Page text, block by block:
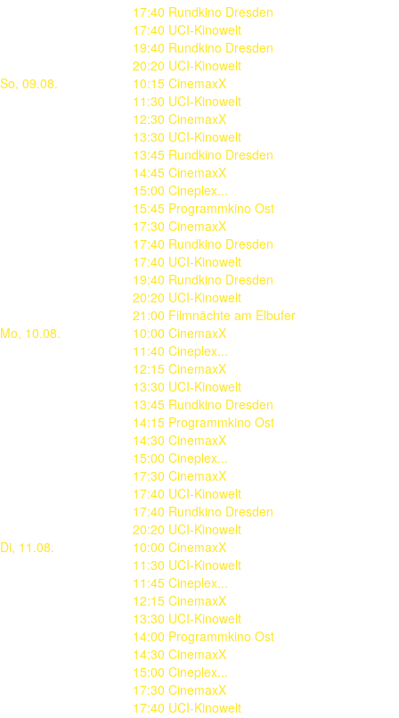
17:40 Rundkino Dresden
17:40 UCI-Kinowelt
19:40 Rundkino Dresden
20:20 UCI-Kinowelt
So, 09.08.
10:15 CinemaxX
11:30 UCI-Kinowelt
12:30 CinemaxX
13:30 UCI-Kinowelt
13:45 Rundkino Dresden
14:45 CinemaxX
15:00 Cineplex...
15:45 Programmkino Ost
17:30 CinemaxX
17:40 Rundkino Dresden
17:40 UCI-Kinowelt
19:40 Rundkino Dresden
20:20 UCI-Kinowelt
21:00 Filmnächte am Elbufer
Mo, 10.08.
10:00 CinemaxX
11:40 Cineplex...
12:15 CinemaxX
13:30 UCI-Kinowelt
13:45 Rundkino Dresden
14:15 Programmkino Ost
14:30 CinemaxX
15:00 Cineplex...
17:30 CinemaxX
17:40 UCI-Kinowelt
17:40 Rundkino Dresden
20:20 UCI-Kinowelt
Di, 11.08.
10:00 CinemaxX
11:30 UCI-Kinowelt
11:45 Cineplex...
12:15 CinemaxX
13:30 UCI-Kinowelt
14:00 Programmkino Ost
14:30 CinemaxX
15:00 Cineplex...
17:30 CinemaxX
17:40 UCI-Kinowelt